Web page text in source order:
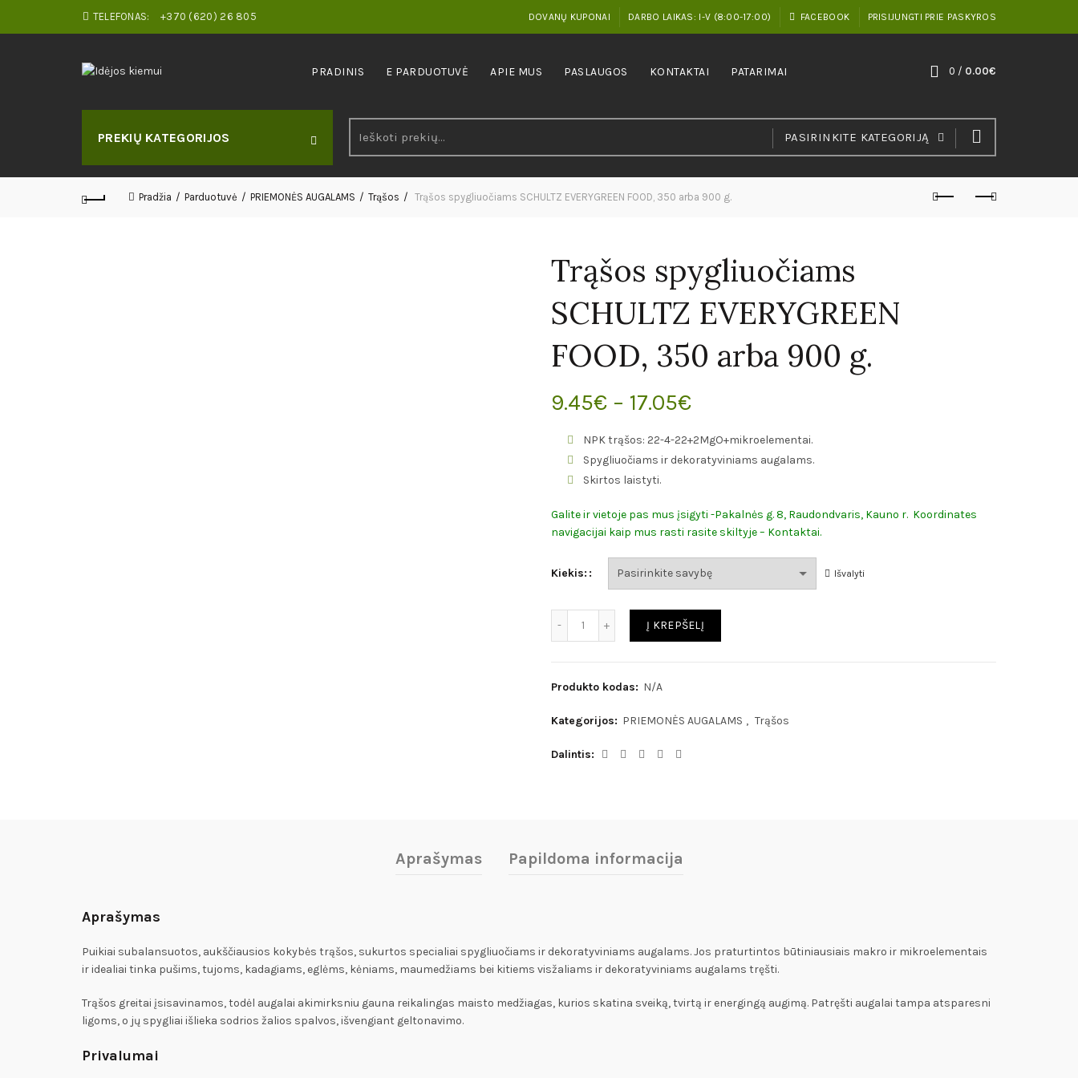
TELEFONAS: +370 (620) 26 805 DOVANŲ KUPONAI DARBO LAIKAS: I-V (8:00-17:00) FACEBOOK PRISIJUNGTI PRIE PASKYROS
PRADINIS E PARDUOTUVĖ APIE MUS PASLAUGOS KONTAKTAI PATARIMAI 0 / 0.00€
PREKIŲ KATEGORIJOS
for:
PASIRINKITE KATEGORIJĄ
Pradžia Parduotuvė PRIEMONĖS AUGALAMS Trąšos Trąšos spygliuočiams SCHULTZ EVERYGREEN FOOD, 350 arba 900 g.
Trąšos spygliuočiams
SCHULTZ EVERYGREEN
FOOD, 350 arba 900 g.
9.45€ – 17.05€
NPK trąšos: 22-4-22+2MgO+mikroelementai.
Spygliuočiams ir dekoratyviniams augalams.
Skirtos laistyti.
Galite ir vietoje pas mus įsigyti -Pakalnės g. 8, Raudondvaris, Kauno r. Koordinates
navigacijai kaip mus rasti rasite skiltyje – Kontaktai.
Kiekis: Išvalyti
Į KREPŠELĮ
Produkto kodas: N/A
Kategorijos: PRIEMONĖS AUGALAMS , Trąšos
Dalintis
Aprašymas Papildoma informacija
Aprašymas
Puikiai subalansuotos, aukščiausios kokybės trąšos, sukurtos specialiai spygliuočiams ir dekoratyviniams augalams. Jos praturtintos būtiniausiais makro ir mikroelementais
ir idealiai tinka pušims, tujoms, kadagiams, eglėms, kėniams, maumedžiams bei kitiems visžaliams ir dekoratyviniams augalams tręšti.
Trąšos greitai įsisavinamos, todėl augalai akimirksniu gauna reikalingas maisto medžiagas, kurios skatina sveiką, tvirtą ir energingą augimą. Patręšti augalai tampa atsparesni
ligoms, o jų spygliai išlieka sodrios žalios spalvos, išvengiant geltonavimo.
Privalumai